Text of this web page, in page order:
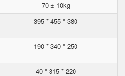
70 ± 10kg
395 * 455 * 380
190 * 340 * 250
40 * 315 * 220